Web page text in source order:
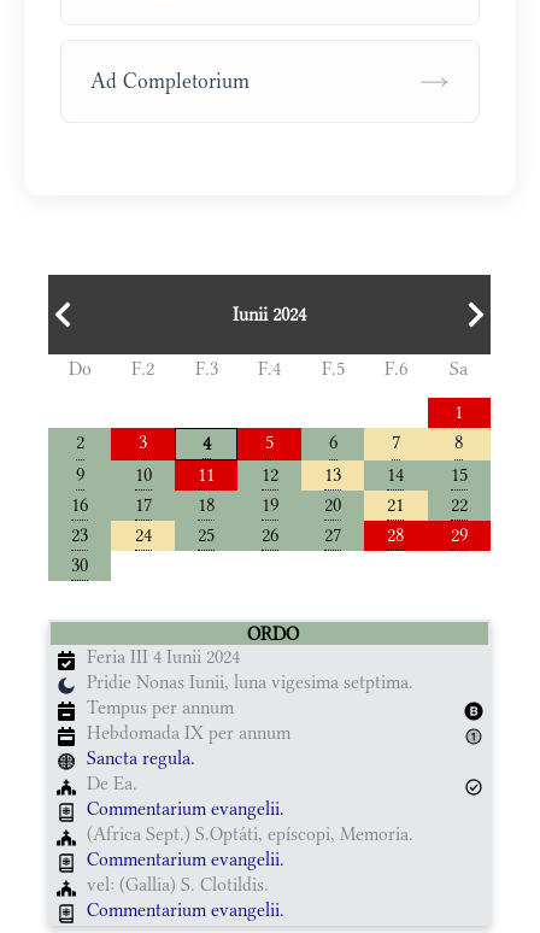
Ad Completorium →
Iunii 2024
Do F.2 F.3 F.4 F.5 F.6
Sa
1
2
3 4 5 6 7
8
9
10 11 12 13 14
15
16
17 18 19 20 21
22
23
24 25 26 27 28
29
30
ORDO
Feria III 4 Iunii 2024
Pridie Nonas Iunii, luna vigesima setptima.
Tempus per annum
Hebdomada IX per annum
Sancta regula.
De Ea.
Commentarium evangelii.
(Africa Sept.) S.Optáti, epíscopi, Memoria.
Commentarium evangelii.
vel: (Gallia) S. Clotildis.
Commentarium evangelii.